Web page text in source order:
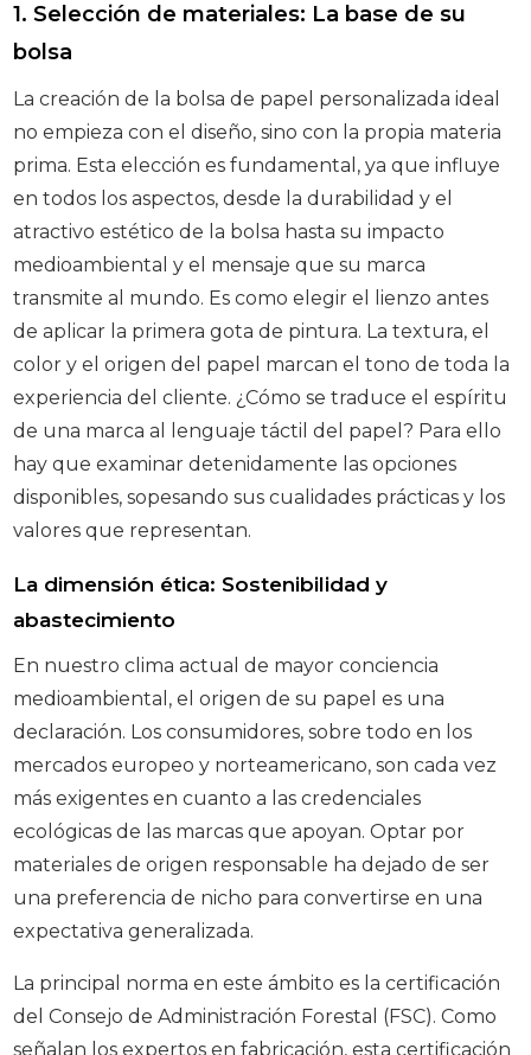
1. Selección de materiales: La base de su
bolsa
La creación de la bolsa de papel personalizada ideal
no empieza con el diseño, sino con la propia materia
prima. Esta elección es fundamental, ya que influye
en todos los aspectos, desde la durabilidad y el
atractivo estético de la bolsa hasta su impacto
medioambiental y el mensaje que su marca
transmite al mundo. Es como elegir el lienzo antes
de aplicar la primera gota de pintura. La textura, el
color y el origen del papel marcan el tono de toda la
experiencia del cliente. ¿Cómo se traduce el espíritu
de una marca al lenguaje táctil del papel? Para ello
hay que examinar detenidamente las opciones
disponibles, sopesando sus cualidades prácticas y los
valores que representan.
La dimensión ética: Sostenibilidad y
abastecimiento
En nuestro clima actual de mayor conciencia
medioambiental, el origen de su papel es una
declaración. Los consumidores, sobre todo en los
mercados europeo y norteamericano, son cada vez
más exigentes en cuanto a las credenciales
ecológicas de las marcas que apoyan. Optar por
materiales de origen responsable ha dejado de ser
una preferencia de nicho para convertirse en una
expectativa generalizada.
La principal norma en este ámbito es la certificación
del Consejo de Administración Forestal (FSC). Como
señalan los expertos en fabricación, esta certificación